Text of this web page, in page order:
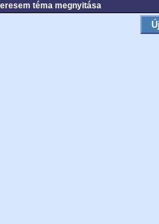
téma megnyitása